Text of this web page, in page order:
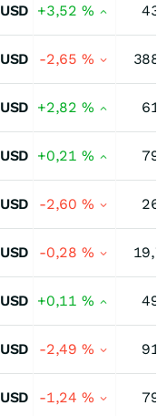
USD +3,52 %
USD -2,65 %
USD +2,82 %
USD +0,21 %
USD -2,60 %
USD -0,28 %
USD +0,11 %
USD -2,49 %
USD -1,24 %